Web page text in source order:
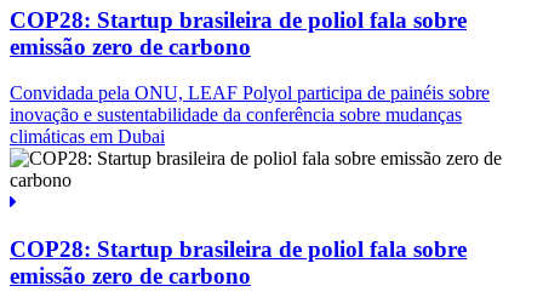
COP28: Startup brasileira de poliol fala sobre
emissão zero de carbono
Convidada pela ONU, LEAF Polyol participa de painéis sobre
inovação e sustentabilidade da conferência sobre mudanças
climáticas em Dubai
COP28: Startup brasileira de poliol fala sobre
emissão zero de carbono